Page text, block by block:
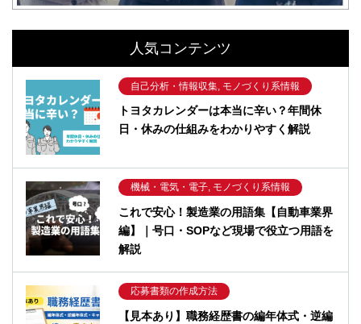
人気コンテンツ
自己分析・情報収集, モノづくり系情報
トヨタカレンダーは本当に辛い？年間休
日・休みの仕組みをわかりやすく解説
機械・電気・電子, モノづくり系情報
これで安心！製造業の用語集【自動車業界
編】｜号口・SOPなど現場で役立つ用語を
解説
応募書類の作成方法
【見本あり】職務経歴書の編年体式・逆編